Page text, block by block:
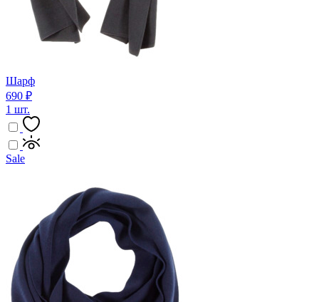
Шарф
690 ₽
1 шт.
Sale